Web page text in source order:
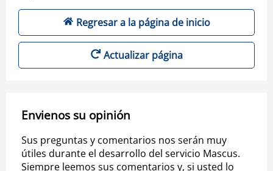
Regresar a la página de inicio
Actualizar página
Envienos su opinión
Sus preguntas y comentarios nos serán muy
útiles durante el desarrollo del servicio Mascus.
Siempre leemos sus comentarios y, si usted lo